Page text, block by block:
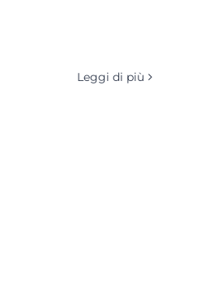
Leggi di più